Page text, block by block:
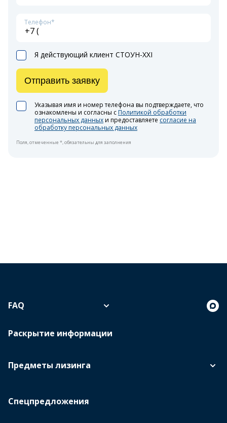
Телефон*
Я действующий клиент СТОУН-XXI
Указывая имя и номер телефона вы подтверждаете, что
ознакомлены и согласны с Политикой обработки
персональных данныхи предоставляете согласие на
обработку персональных данных
Отправить заявку
Поля, отмеченные *, обязательны для заполнения
Предметы лизинга
Спецпредложения
FAQ
Раскрытие информации